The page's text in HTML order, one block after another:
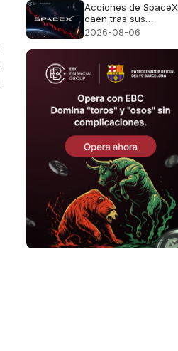
Acciones de SpaceX
caen tras sus
resultados:
2026-08-06